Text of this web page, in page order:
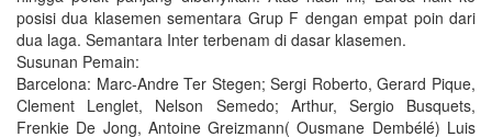
posisi dua klasemen sementara Grup F dengan empat poin dari
dua laga. Semantara Inter terbenam di dasar klasemen.
Susunan Pemain:
Barcelona: Marc-Andre Ter Stegen; Sergi Roberto, Gerard Pique,
Clement Lenglet, Nelson Semedo; Arthur, Sergio Busquets,
Frenkie De Jong, Antoine Greizmann( Ousmane Dembélé) Luis